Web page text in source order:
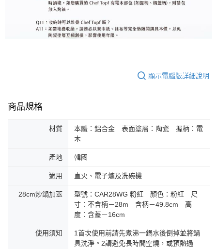
顯示電腦版詳細說明
商品規格
材質
本體：鋁合金 表面塗層：陶瓷 握柄：電
木
產地 韓國
適用 直火、電子爐及洗碗機
28cm炒鍋加蓋
型號：CAR28WG 粉紅 顏色：粉紅 尺
寸：不含柄－28m 含柄－49.8cm 高
度：含蓋－16cm
使用須知
1首次使用前請先煮沸一鍋水後倒掉並將鍋
具洗淨。2請避免長時間空燒，或預熱過